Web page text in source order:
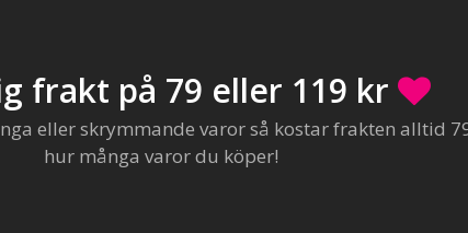
frakt på 79 eller 119 kr
eller skrymmande varor så kostar frakten alltid
hur många varor du köper!